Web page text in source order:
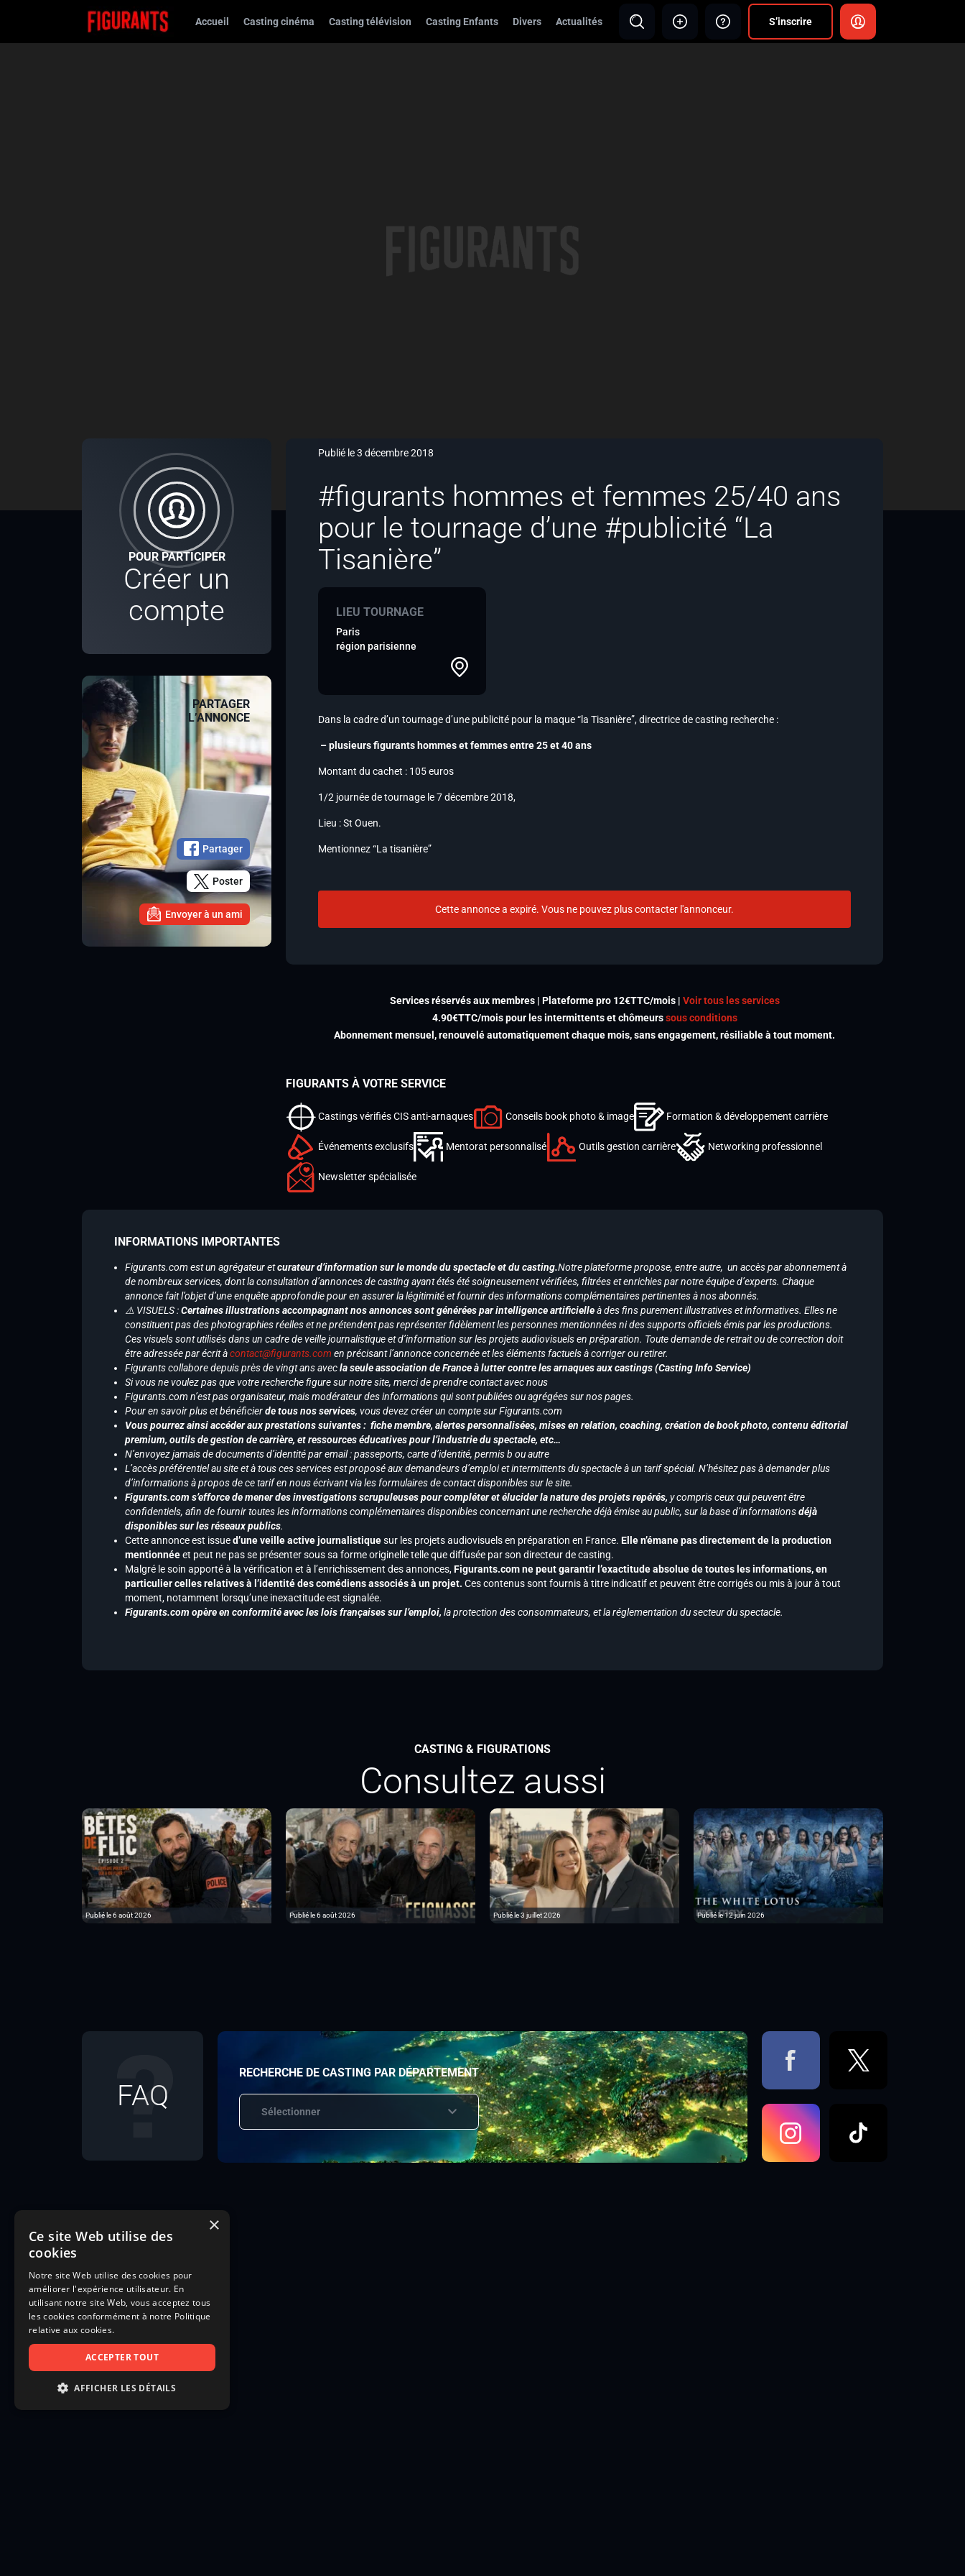
Accueil Casting cinéma Casting télévision Casting Enfants Divers Actualités S’inscrire
POUR PARTICIPER
Créer un
compte
PARTAGER
L’ANNONCE
Partager
Poster
Envoyer à un ami
Publié le 3 décembre 2018
#figurants hommes et femmes 25/40 ans
pour le tournage d’une #publicité “La
Tisanière”
LIEU TOURNAGE
Paris
région parisienne
Dans la cadre d’un tournage d’une publicité pour la maque “la Tisanière”, directrice de casting recherche :
– plusieurs figurants hommes et femmes entre 25 et 40 ans
Montant du cachet : 105 euros
1/2 journée de tournage le 7 décembre 2018,
Lieu : St Ouen.
Mentionnez “La tisanière”
Cette annonce a expiré. Vous ne pouvez plus contacter l'annonceur.
Services réservés aux membres | Plateforme pro 12€TTC/mois | Voir tous les services
4.90€TTC/mois pour les intermittents et chômeurssous conditions
Abonnement mensuel, renouvelé automatiquement chaque mois, sans engagement, résiliable à tout moment.
FIGURANTS À VOTRE SERVICE
Castings vérifiés CIS anti-arnaques Conseils book photo & image Formation & développement carrière
Événements exclusifs Mentorat personnalisé Outils gestion carrière Networking professionnel
Newsletter spécialisée
INFORMATIONS IMPORTANTES
Figurants.com est un agrégateur etcurateur d’information sur le monde du spectacle et du casting.Notre plateforme propose, entre autre, un accès par abonnement à
de nombreux services, dont la consultation d’annonces de casting ayant étés été soigneusement vérifiées, filtrées et enrichies par notre équipe d’experts. Chaque
annonce fait l’objet d’une enquête approfondie pour en assurer la légitimité et fournir des informations complémentaires pertinentes à nos abonnés.
⚠️ VISUELS :Certaines illustrations accompagnant nos annonces sont générées par intelligence artificielleà des fins purement illustratives et informatives. Elles ne
constituent pas des photographies réelles et ne prétendent pas représenter fidèlement les personnes mentionnées ni des supports officiels émis par les productions.
Ces visuels sont utilisés dans un cadre de veille journalistique et d’information sur les projets audiovisuels en préparation. Toute demande de retrait ou de correction doit
être adressée par écrit àcontact@figurants.com en précisant l’annonce concernée et les éléments factuels à corriger ou retirer.
Figurants collabore depuis près de vingt ans avecla seule association de France à lutter contre les arnaques aux castings (Casting Info Service)
Si vous ne voulez pas que votre recherche figure sur notre site, merci de prendre contact avec nous
Figurants.com n’est pas organisateur, mais modérateur des informations qui sont publiées ou agrégées sur nos pages.
Pour en savoir plus et bénéficierde tous nos services, vous devez créer un compte sur Figurants.com
Vous pourrez ainsi accéder aux prestations suivantes : fiche membre, alertes personnalisées, mises en relation, coaching, création de book photo, contenu éditorial
premium, outils de gestion de carrière, et ressources éducatives pour l’industrie du spectacle, etc…
N’envoyez jamais de documents d’identité par email : passeports, carte d’identité, permis b ou autre
L’accès préférentiel au site et à tous ces services est proposé aux demandeurs d’emploi et intermittents du spectacle à un tarif spécial. N’hésitez pas à demander plus
d’informations à propos de ce tarif en nous écrivant via les formulaires de contact disponibles sur le site.
Figurants.com s’efforce de mener des investigations scrupuleuses pour compléter et élucider la nature des projets repérés, y compris ceux qui peuvent être
confidentiels, afin de fournir toutes les informations complémentaires disponibles concernant une recherche déjà émise au public, sur la base d’informationsdéjà
disponibles sur les réseaux publics.
Cette annonce est issued’une veille active journalistiquesur les projets audiovisuels en préparation en France. Elle n’émane pas directement de la production
mentionnéeet peut ne pas se présenter sous sa forme originelle telle que diffusée par son directeur de casting.
Malgré le soin apporté à la vérification et à l’enrichissement des annonces,Figurants.com ne peut garantir l’exactitude absolue de toutes les informations, en
particulier celles relatives à l’identité des comédiens associés à un projet. Ces contenus sont fournis à titre indicatif et peuvent être corrigés ou mis à jour à tout
moment, notamment lorsqu’une inexactitude est signalée.
Figurants.com opère en conformité avec les lois françaises sur l’emploi, la protection des consommateurs, et la réglementation du secteur du spectacle.
CASTING & FIGURATIONS
Consultez aussi
Publié le 6 août 2026 Publié le 6 août 2026 Publié le 3 juillet 2026 Publié le 12 juin 2026
FAQ
RECHERCHE DE CASTING PAR DÉPARTEMENT
Sélectionner
×
Ce site Web utilise des
cookies
Notre site Web utilise des cookies pour
améliorer l'expérience utilisateur. En
utilisant notre site Web, vous acceptez tous
les cookies conformément à notre Politique
relative aux cookies.
ACCEPTER TOUT
AFFICHER LES DÉTAILS